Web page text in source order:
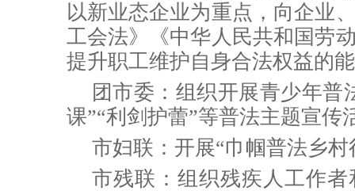
以新业态企业为重点，向企业
工会法》《中华人民共和国 劳
提升职工维护自身合法权益的
团市委： 组织开展青少年普
课”“利剑护蕾”等普法主题宣传
市妇联： 开展“巾帼普法乡村
市残联： 组织残疾人工作